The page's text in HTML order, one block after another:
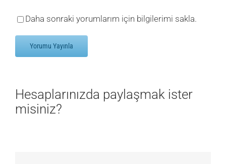
Daha sonraki yorumlarım için bilgilerimi sakla.
Hesaplarınızda paylaşmak ister
misiniz?